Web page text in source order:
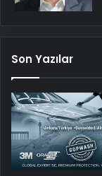
Son Yazılar